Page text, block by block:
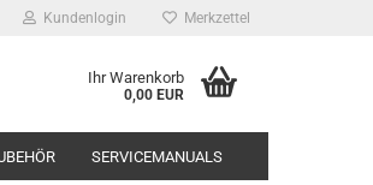
Kundenlogin Merkzettel
Ihr Warenkorb
0,00 EUR
SERVICEMANUALS